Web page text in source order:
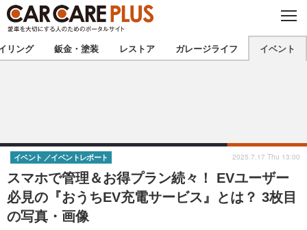
C
O
S
E
★カーケアプラス認定★ 厳選プロショップを地域から探す
甲信越 北陸
東海 関西
中国
リング 鈑金・塗装 レストア ガレージライフ イベント
スマホで管理＆お得プラン続々！ EVユーザー
必見の『おうちEV充電サービス』とは？ 3枚目
の写真・画像
イベント イベントレポート 2025.7.17 Thu 13:00